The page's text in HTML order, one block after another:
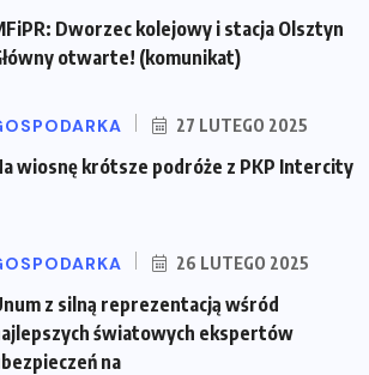
Dworzec kolejowy i stacja Olsztyn
otwarte! (komunikat)
27 LUTEGO 2025
wiosnę krótsze podróże z PKP Intercity
26 LUTEGO 2025
z silną reprezentacją wśród
światowych ekspertów
na